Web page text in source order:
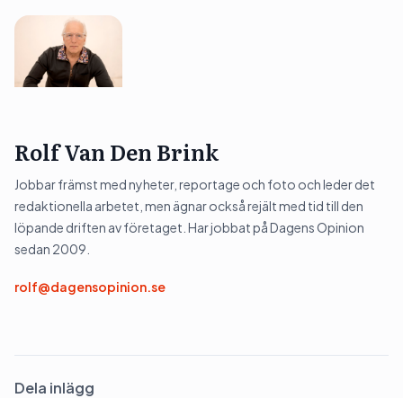
Rolf Van Den Brink
Jobbar främst med nyheter, reportage och foto och leder det
redaktionella arbetet, men ägnar också rejält med tid till den
löpande driften av företaget. Har jobbat på Dagens Opinion
sedan 2009.
rolf@dagensopinion.se
Dela inlägg